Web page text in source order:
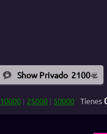
Show Privado 2100
10000 | 25000 | 50000 Tienes